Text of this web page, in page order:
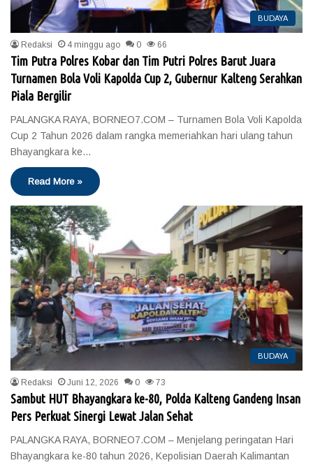
BUDAYA
Redaksi 4 minggu ago 0 66
Tim Putra Polres Kobar dan Tim Putri Polres Barut Juara
Turnamen Bola Voli Kapolda Cup 2, Gubernur Kalteng Serahkan
Piala Bergilir
PALANGKA RAYA, BORNEO7.COM – Turnamen Bola Voli Kapolda
Cup 2 Tahun 2026 dalam rangka memeriahkan hari ulang tahun
Bhayangkara ke…
Read More »
BUDAYA
Redaksi Juni 12, 2026 0 73
Sambut HUT Bhayangkara ke-80, Polda Kalteng Gandeng Insan
Pers Perkuat Sinergi Lewat Jalan Sehat
PALANGKA RAYA, BORNEO7.COM – Menjelang peringatan Hari
Bhayangkara ke-80 tahun 2026, Kepolisian Daerah Kalimantan